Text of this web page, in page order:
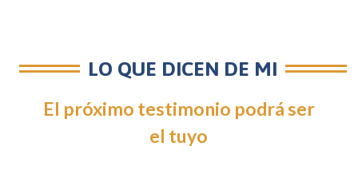
LO QUE DICEN DE MI
El próximo testimonio podrá ser
el tuyo